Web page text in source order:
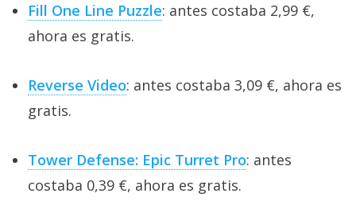
Fill One Line Puzzle: antes costaba 2,99 €,
ahora es gratis.
Reverse Video: antes costaba 3,09 €, ahora es
gratis.
Tower Defense: Epic Turret Pro: antes
costaba 0,39 €, ahora es gratis.